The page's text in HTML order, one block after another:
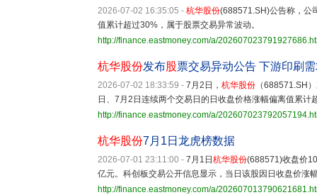
2026-07-02 16:35:05 - 杭华股份(688571.SH)公告称，公
值累计超过30%，属于股票交易异常波动。
http://finance.eastmoney.com/a/
杭华股份发布股票交易异动公告 下游印刷
2026-07-02 18:33:59 - 7月2日， 杭华股份 （688571.SH
日、7月2日连续两个交易日的日收盘价格涨幅偏离值累计
http://finance.eastmoney.com/a/
杭华股份7月1日龙虎榜数据
2026-07-01 23:11:00 - 7月1日 杭华股份(688571)收盘价
亿元。科创板交易公开信息显示，当日该股因日收盘价涨
http://finance.eastmoney.com/a/